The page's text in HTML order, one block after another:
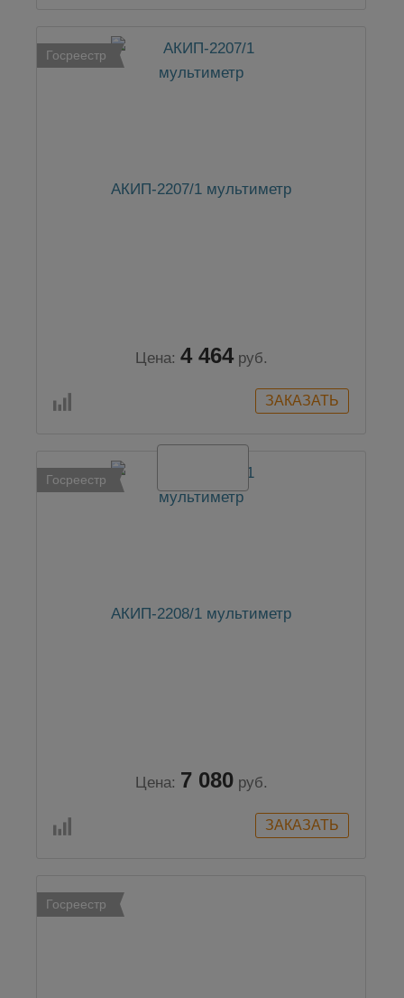
Госреестр
АКИП-2207/1 мультиметр
Цена: 4 464 руб.
Госреестр
АКИП-2208/1 мультиметр
Цена: 7 080 руб.
Госреестр